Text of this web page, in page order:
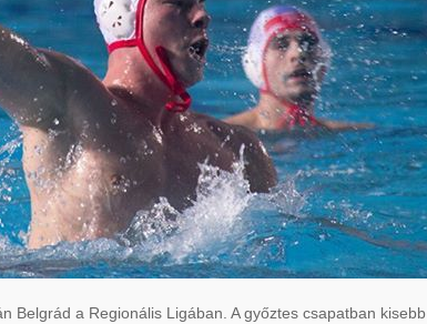
Belgrád a Regionális Ligában. A győztes csapatban kisebb